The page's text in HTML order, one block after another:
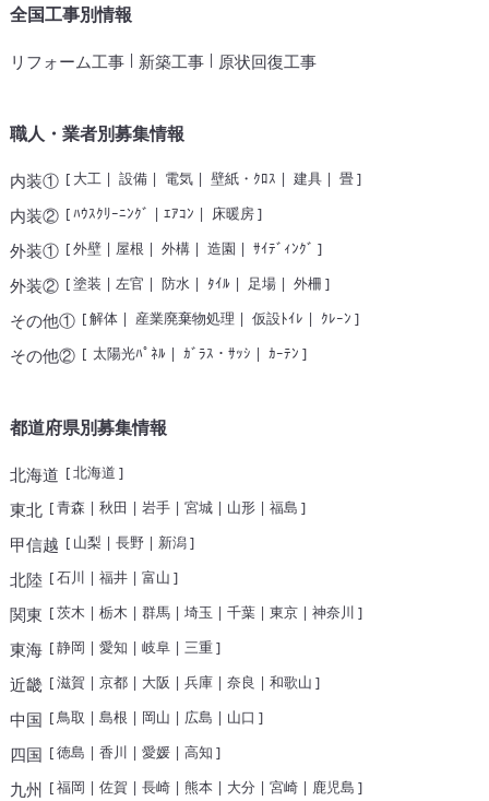
全国工事別情報
リフォーム工事| 新築工事| 原状回復工事
職人・業者別募集情報
内装①[ 大工| 設備| 電気| 壁紙・ｸﾛｽ | 建具| 畳]
内装②[ﾊｳｽｸﾘｰﾆﾝｸﾞ | ｴｱｺﾝ | 床暖房]
外装①[外壁| 屋根 | 外構| 造園 | ｻｲﾃﾞｨﾝｸﾞ ]
外装②[塗装 | 左官 | 防水| ﾀｲﾙ | 足場| 外柵 ]
その他①[解体| 産業廃棄物処理 | 仮設ﾄｲﾚ | ｸﾚｰﾝ ]
その他②[ 太陽光ﾊﾟﾈﾙ | ｶﾞﾗｽ・ｻｯｼ | ｶｰﾃﾝ ]
都道府県別募集情報
北海道 [北海道 ]
東北 [青森 | 秋田 | 岩手| 宮城| 山形| 福島 ]
甲信越 [ 山梨 | 長野| 新潟]
北陸 [石川 | 福井| 富山 ]
関東 [茨木 | 栃木 | 群馬| 埼玉 | 千葉| 東京| 神奈川 ]
東海[静岡 | 愛知 | 岐阜| 三重]
近畿[滋賀 | 京都| 大阪 | 兵庫| 奈良 | 和歌山 ]
中国 [鳥取 | 島根 | 岡山 | 広島 | 山口 ]
四国 [徳島 | 香川 | 愛媛| 高知 ]
九州 [福岡 | 佐賀 | 長崎| 熊本| 大分 | 宮崎| 鹿児島 ]